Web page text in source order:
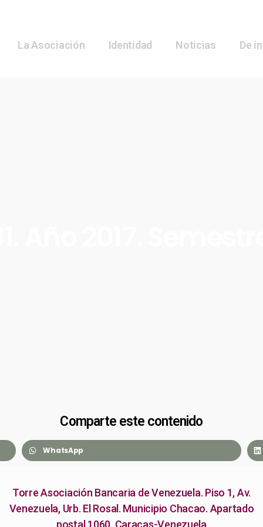
La Asociación Identidad Noticias De
Comparte este contenido
WhatsApp
Torre Asociación Bancaria de Venezuela. Piso 1, Av.
Venezuela, Urb. El Rosal. Municipio Chacao. Apartado
postal 1060. Caracas-Venezuela